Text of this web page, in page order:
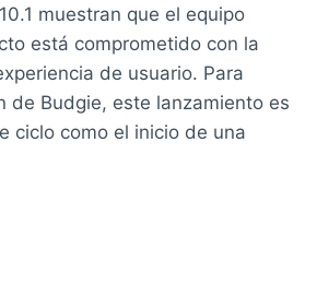
muestran que el equipo
está comprometido con la
de usuario. Para
de Budgie, este lanzamiento es
ciclo como el inicio de una